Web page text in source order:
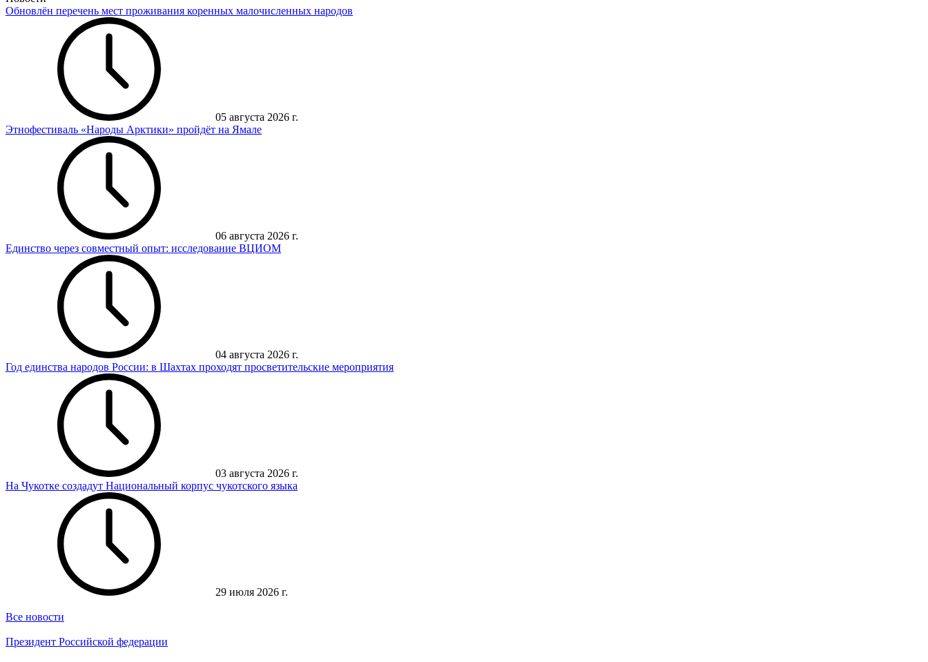
Обновлён перечень мест проживания коренных малочисленных народов
05 августа 2026 г.
Этнофестиваль «Народы Арктики» пройдёт на Ямале
06 августа 2026 г.
Единство через совместный опыт: исследование ВЦИОМ
04 августа 2026 г.
Год единства народов России: в Шахтах проходят просветительские мероприятия
03 августа 2026 г.
На Чукотке создадут Национальный корпус чукотского языка
29 июля 2026 г.
Все новости
Президент Российской федерации